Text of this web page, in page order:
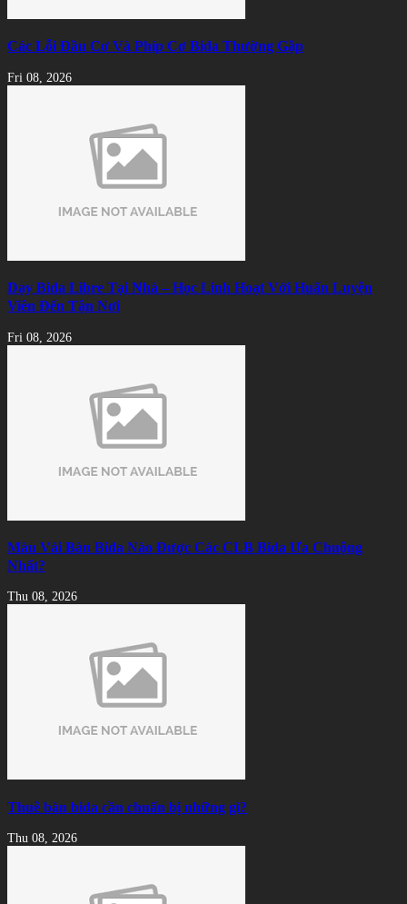
Các Lỗi Đầu Cơ Và Phíp Cơ Bida Thường Gặp
Fri 08, 2026
Dạy Bida Libre Tại Nhà – Học Linh Hoạt Với Huấn Luyện
Viên Đến Tận Nơi
Fri 08, 2026
Màu Vải Bàn Bida Nào Được Các CLB Bida Ưa Chuộng
Nhất?
Thu 08, 2026
Thuê bàn bida cần chuẩn bị những gì?
Thu 08, 2026